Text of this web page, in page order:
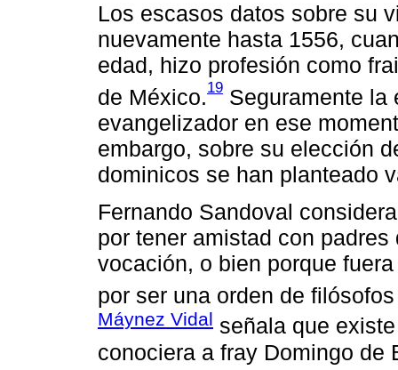
Los escasos datos sobre su
nuevamente hasta 1556,
edad, hizo profesión como
de México.19 Seguramente la
evangelizador en ese
embargo, sobre su elección
dominicos se han planteado
Fernando Sandoval
por tener amistad con
vocación, o bien porque
por ser una orden de
Máynez Vidal señala que
conociera a fray Domingo de